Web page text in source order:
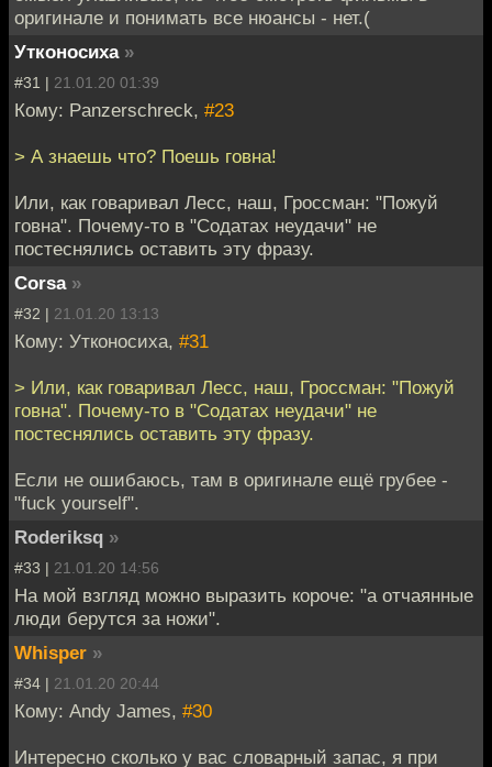
оригинале и понимать все нюансы - нет.(
Утконосиха »
#31 | 21.01.20 01:39
Кому: Panzerschreck, #23
> А знаешь что? Поешь говна!
Или, как говаривал Лесс, наш, Гроссман: "Пожуй
говна". Почему-то в "Содатах неудачи" не
постеснялись оставить эту фразу.
Corsa »
#32 | 21.01.20 13:13
Кому: Утконосиха, #31
> Или, как говаривал Лесс, наш, Гроссман: "Пожуй
говна". Почему-то в "Содатах неудачи" не
постеснялись оставить эту фразу.
Если не ошибаюсь, там в оригинале ещё грубее -
"fuck yourself".
Roderiksq »
#33 | 21.01.20 14:56
На мой взгляд можно выразить короче: "а отчаянные
люди берутся за ножи".
Whisper »
#34 | 21.01.20 20:44
Кому: Andy James, #30
Интересно сколько у вас словарный запас, я при